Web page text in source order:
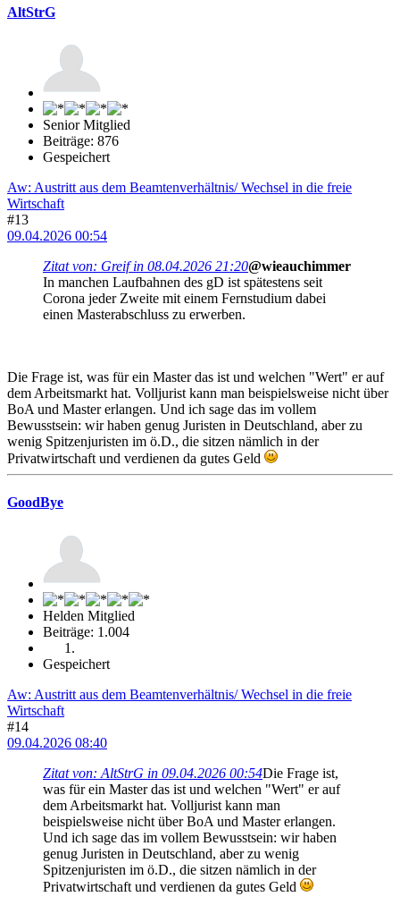
AltStrG
Senior Mitglied
Beiträge: 876
Gespeichert
Aw: Austritt aus dem Beamtenverhältnis/ Wechsel in die freie
Wirtschaft
#13
09.04.2026 00:54
Zitat von: Greif in 08.04.2026 21:20@wieauchimmer
In manchen Laufbahnen des gD ist spätestens seit
Corona jeder Zweite mit einem Fernstudium dabei
einen Masterabschluss zu erwerben.
Die Frage ist, was für ein Master das ist und welchen "Wert" er auf
dem Arbeitsmarkt hat. Volljurist kann man beispielsweise nicht über
BoA und Master erlangen. Und ich sage das im vollem
Bewusstsein: wir haben genug Juristen in Deutschland, aber zu
wenig Spitzenjuristen im ö.D., die sitzen nämlich in der
Privatwirtschaft und verdienen da gutes Geld
GoodBye
Helden Mitglied
Beiträge: 1.004
Gespeichert
Aw: Austritt aus dem Beamtenverhältnis/ Wechsel in die freie
Wirtschaft
#14
09.04.2026 08:40
Zitat von: AltStrG in 09.04.2026 00:54Die Frage ist,
was für ein Master das ist und welchen "Wert" er auf
dem Arbeitsmarkt hat. Volljurist kann man
beispielsweise nicht über BoA und Master erlangen.
Und ich sage das im vollem Bewusstsein: wir haben
genug Juristen in Deutschland, aber zu wenig
Spitzenjuristen im ö.D., die sitzen nämlich in der
Privatwirtschaft und verdienen da gutes Geld